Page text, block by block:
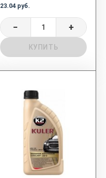
23.04 руб.
− +
КУПИТЬ